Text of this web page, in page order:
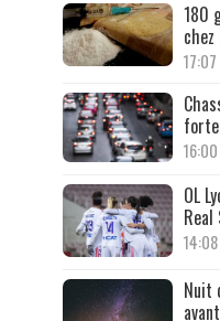
180
17:07
16:00
OL
Real
14:08
Nuit